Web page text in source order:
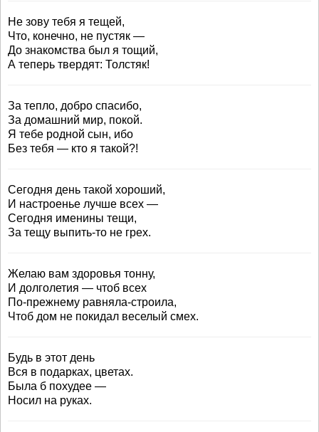
Не зову тебя я тещей,
Что, конечно, не пустяк —
До знакомства был я тощий,
А теперь твердят: Толстяк!
За тепло, добро спасибо,
За домашний мир, покой.
Я тебе родной сын, ибо
Без тебя — кто я такой?!
Сегодня день такой хороший,
И настроенье лучше всех —
Сегодня именины тещи,
За тещу выпить-то не грех.
Желаю вам здоровья тонну,
И долголетия — чтоб всех
По-прежнему равняла-строила,
Чтоб дом не покидал веселый смех.
Будь в этот день
Вся в подарках, цветах.
Была б похудее —
Носил на руках.